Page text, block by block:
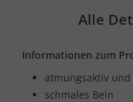
Alle
Informationen zum
atmungsaktiv
schmales Bein